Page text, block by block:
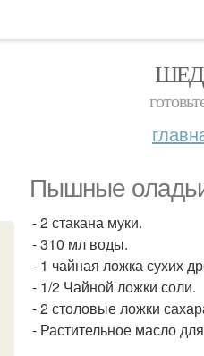
Пышные
- 2 стакана муки.
- 310 мл воды.
- 1 чайная ложка сухих
- 1/2 Чайной ложки соли.
- 2 столовые ложки
- Растительное масло